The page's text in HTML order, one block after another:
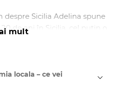
Sicilia Adelina spune
de ani în Sicilia, cel puțin o
un citybreak de weekend cu
la pranz, astfel incat
mult
locala – ce vei